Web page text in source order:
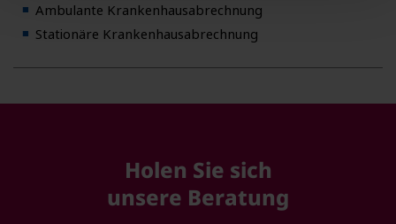
Ambulante Krankenhausabrechnung
Stationäre Krankenhausabrechnung
Holen Sie sich
unsere Beratung